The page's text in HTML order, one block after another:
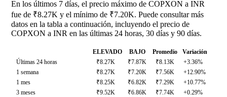
En los últimos 7 días, el precio máximo de COPXON a INR
fue de ₹8.27K y el mínimo de ₹7.20K. Puede consultar más
datos en la tabla a continuación, incluyendo el precio de
COPXON a INR en las últimas 24 horas, 30 días y 90 días.
ELEVADO BAJO Promedio
Variación
Últimas 24 horas
₹8.27K ₹7.87K ₹8.13K
+3.36%
1 semana
₹8.27K ₹7.20K ₹7.56K
+12.90%
1 mes
₹8.25K ₹6.82K ₹7.29K
+10.77%
3 meses
₹9.52K ₹6.86K ₹7.74K +0.29%